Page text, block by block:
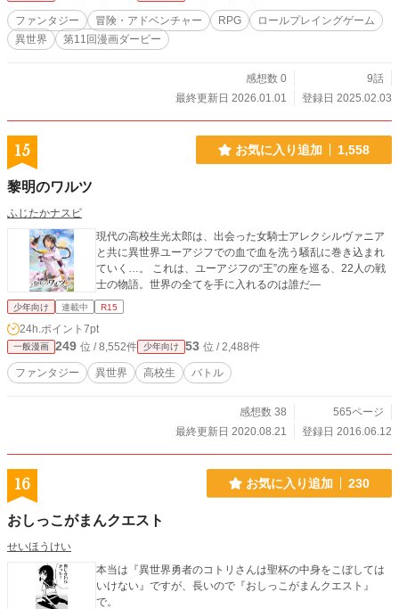
ファンタジー 冒険・アドベンチャー RPG
ロールプレイングゲーム
異世界
第11回漫画ダービー
感想数 0
9話
最終更新日 2026.01.01
登録日 2025.02.03
15 お気に入り追加 1,558
黎明のワルツ
ふじたかナスビ
現代の高校生光太郎は、出会った女騎士アレクシルヴァニア
と共に異世界ユーアジフでの血で血を洗う騒乱に巻き込まれ
ていく…。 これは、ユーアジフの“王”の座を巡る、22人の戦
士の物語。世界の全てを手に入れるのは誰だ―
少年向け 連載中 R15
24h.ポイント 7pt
一般漫画 249 位 / 8,552件 少年向け 53 位 / 2,488件
ファンタジー 異世界 高校生 バトル
感想数 38
565ページ
最終更新日 2020.08.21
登録日 2016.06.12
16 お気に入り追加 230
おしっこがまんクエスト
せいほうけい
本当は『異世界勇者のコトリさんは聖杯の中身をこぼしては
いけない』ですが、長いので『おしっこがまんクエスト』
で。